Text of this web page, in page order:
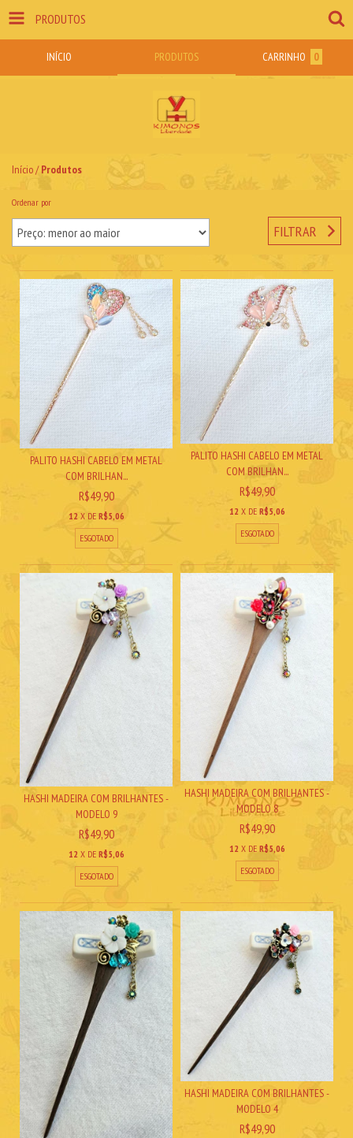
PRODUTOS
INÍCIO PRODUTOS CARRINHO 0
Início/ Produtos
Ordenar por
FILTRAR
PALITO HASHI CABELO EM METAL
COM BRILHAN...
R$49,90
12 X DE R$5,06
ESGOTADO
PALITO HASHI CABELO EM METAL
COM BRILHAN...
R$49,90
12 X DE R$5,06
ESGOTADO
HASHI MADEIRA COM BRILHANTES -
MODELO 9
R$49,90
12 X DE R$5,06
ESGOTADO
HASHI MADEIRA COM BRILHANTES -
MODELO 8
R$49,90
12 X DE R$5,06
ESGOTADO
HASHI MADEIRA COM BRILHANTES -
MODELO 4
R$49,90